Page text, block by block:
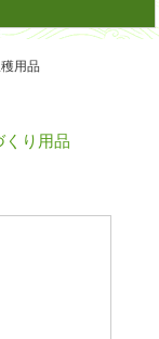
用品
くり用品